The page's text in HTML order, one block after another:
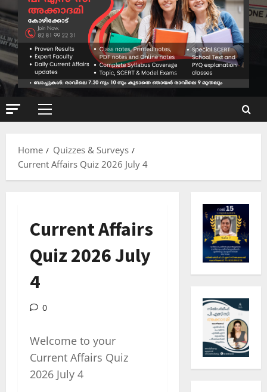
Primary
Home
Quizzes & Surveys
Current Affairs Quiz 2026 July 4
Current Affairs
Quiz 2026 July
4
0
Welcome to your
Current Affairs Quiz
2026 July 4